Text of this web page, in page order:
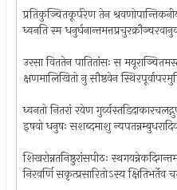
प्रतिकुञ्चितकूर्परेण तेन
ध्वनति स्म
उरसा विततेन पातितांसः स
क्षणमालिखितो नु सौष्ठवेन
ध्वनतो नितरां रयेण
इषवो धनुषः सशब्दमाशु
शिखरोन्नतनिष्ठुरांसपीठः
निरवर्णि सकृत्प्रसारितोऽस्य